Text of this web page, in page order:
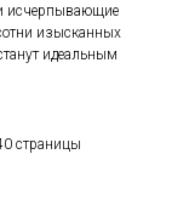
исчерпывающие
изысканных
идеальным
страницы